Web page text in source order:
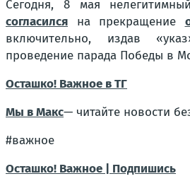
Сегодня, 8 мая
согласился на прекращение
включительно, издав
проведение парада Победы в
Осташко! Важное в ТГ
Мы в Макс— читайте новости
#важное
Осташко! Важное | Подпишись